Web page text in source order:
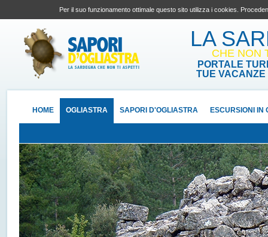
Per il suo funzionamento ottimale questo sito utilizza i cookies.
LA
CHE NON
PORTALE
TUE
HOME OGLIASTRA SAPORI D'OGLIASTRA ESCURSIONI IN